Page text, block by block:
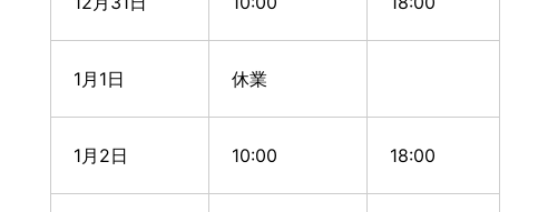
1月1日 休業
1月2日 10:00 18:00